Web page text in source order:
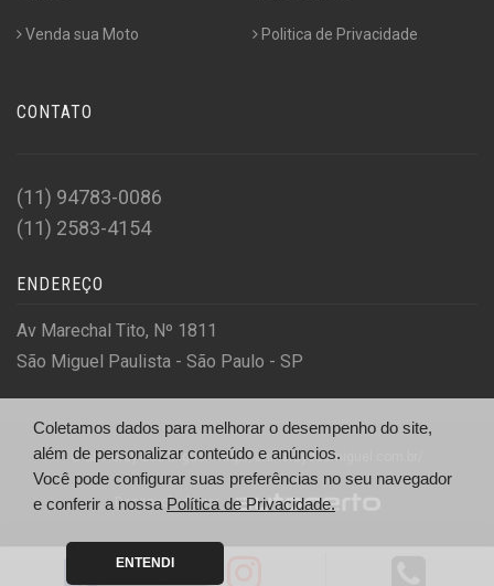
Venda sua Moto Politica de Privacidade
CONTATO
(11) 94783-0086
(11) 2583-4154
ENDEREÇO
Av Marechal Tito, Nº 1811
São Miguel Paulista - São Paulo - SP
© Shineray São Miguel - http://shineraysaomiguel.com.br/
Desenvolvido por
Coletamos dados para melhorar o desempenho do site,
além de personalizar conteúdo e anúncios.
Você pode configurar suas preferências no seu navegador
e conferir a nossa Política de Privacidade.
ENTENDI